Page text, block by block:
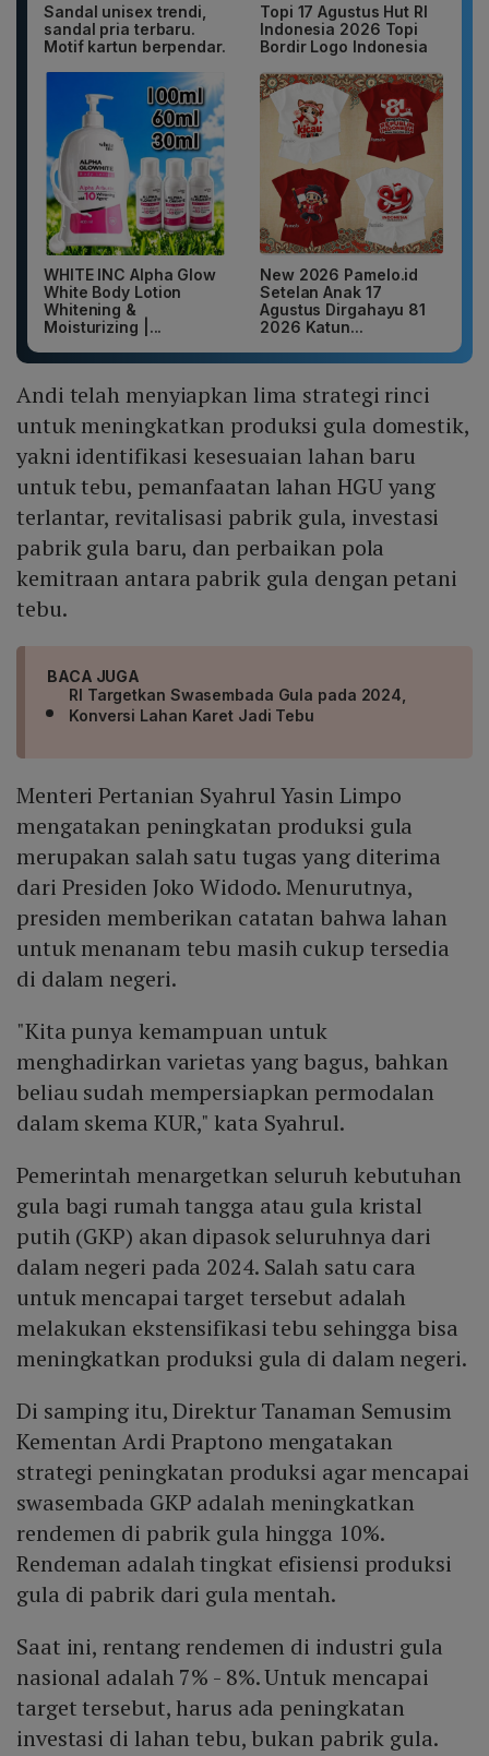
Sandal unisex trendi,
sandal pria terbaru.
Motif kartun berpendar.
Topi 17 Agustus Hut RI
Indonesia 2026 Topi
Bordir Logo Indonesia
WHITE INC Alpha Glow
White Body Lotion
Whitening &
Moisturizing |...
New 2026 Pamelo.id
Setelan Anak 17
Agustus Dirgahayu 81
2026 Katun...
Andi telah menyiapkan lima strategi rinci
untuk meningkatkan produksi gula domestik,
yakni identifikasi kesesuaian lahan baru
untuk tebu, pemanfaatan lahan HGU yang
terlantar, revitalisasi pabrik gula, investasi
pabrik gula baru, dan perbaikan pola
kemitraan antara pabrik gula dengan petani
tebu.
BACA JUGA
RI Targetkan Swasembada Gula pada 2024,
Konversi Lahan Karet Jadi Tebu
Menteri Pertanian Syahrul Yasin Limpo
mengatakan peningkatan produksi gula
merupakan salah satu tugas yang diterima
dari Presiden Joko Widodo. Menurutnya,
presiden memberikan catatan bahwa lahan
untuk menanam tebu masih cukup tersedia
di dalam negeri.
"Kita punya kemampuan untuk
menghadirkan varietas yang bagus, bahkan
beliau sudah mempersiapkan permodalan
dalam skema KUR," kata Syahrul.
Pemerintah menargetkan seluruh kebutuhan
gula bagi rumah tangga atau gula kristal
putih (GKP) akan dipasok seluruhnya dari
dalam negeri pada 2024. Salah satu cara
untuk mencapai target tersebut adalah
melakukan ekstensifikasi tebu sehingga bisa
meningkatkan produksi gula di dalam negeri.
Di samping itu, Direktur Tanaman Semusim
Kementan Ardi Praptono mengatakan
strategi peningkatan produksi agar mencapai
swasembada GKP adalah meningkatkan
rendemen di pabrik gula hingga 10%.
Rendeman adalah tingkat efisiensi produksi
gula di pabrik dari gula mentah.
Saat ini, rentang rendemen di industri gula
nasional adalah 7% - 8%. Untuk mencapai
target tersebut, harus ada peningkatan
investasi di lahan tebu, bukan pabrik gula.